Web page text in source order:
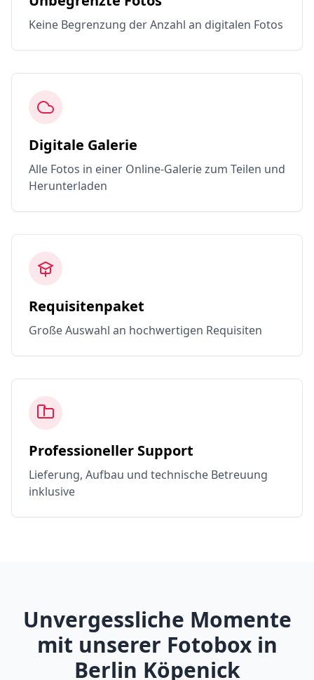
Keine Begrenzung der Anzahl an digitalen Fotos
Digitale Galerie
Alle Fotos in einer Online-Galerie zum Teilen und
Herunterladen
Requisitenpaket
Große Auswahl an hochwertigen Requisiten
Professioneller Support
Lieferung, Aufbau und technische Betreuung
inklusive
Unvergessliche Momente
mit unserer Fotobox in
Berlin Köpenick